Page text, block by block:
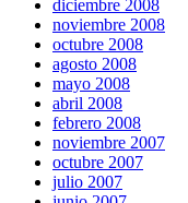
diciembre 2008
noviembre 2008
octubre 2008
agosto 2008
mayo 2008
abril 2008
febrero 2008
noviembre 2007
octubre 2007
julio 2007